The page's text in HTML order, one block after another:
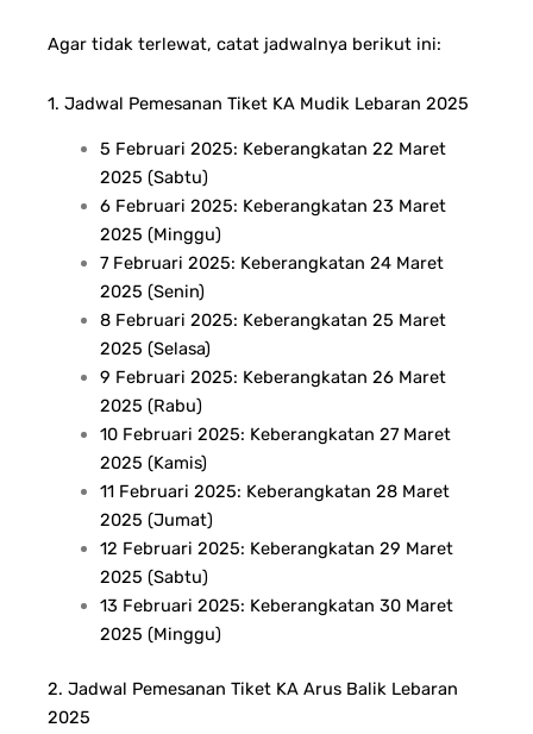
Agar tidak terlewat, catat jadwalnya berikut ini:
1. Jadwal Pemesanan Tiket KA Mudik Lebaran 2025
5 Februari 2025: Keberangkatan 22 Maret
2025 (Sabtu)
6 Februari 2025: Keberangkatan 23 Maret
2025 (Minggu)
7 Februari 2025: Keberangkatan 24 Maret
2025 (Senin)
8 Februari 2025: Keberangkatan 25 Maret
2025 (Selasa)
9 Februari 2025: Keberangkatan 26 Maret
2025 (Rabu)
10 Februari 2025: Keberangkatan 27 Maret
2025 (Kamis)
11 Februari 2025: Keberangkatan 28 Maret
2025 (Jumat)
12 Februari 2025: Keberangkatan 29 Maret
2025 (Sabtu)
13 Februari 2025: Keberangkatan 30 Maret
2025 (Minggu)
2. Jadwal Pemesanan Tiket KA Arus Balik Lebaran
2025